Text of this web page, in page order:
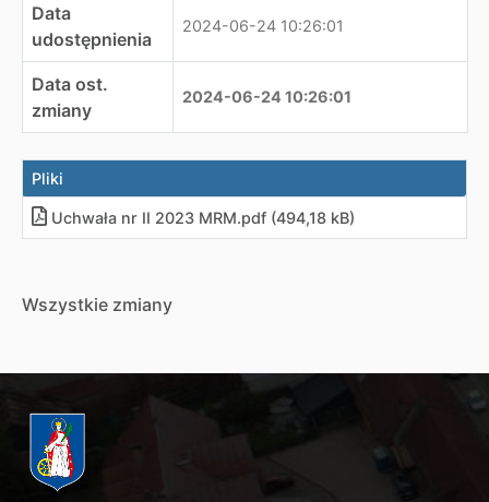
Data
udostępnienia
2024-06-24 10:26:01
Data ost.
zmiany
2024-06-24 10:26:01
Pliki
Uchwała nr II 2023 MRM.pdf (494,18 kB)
Wszystkie zmiany